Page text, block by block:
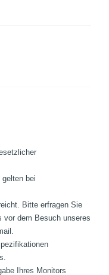
gelten bei
Bitte erfragen Sie
vor dem Besuch unseres
Ihres Monitors